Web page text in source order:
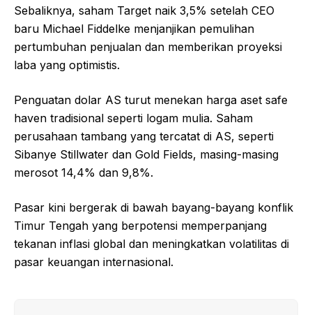
Sebaliknya, saham Target naik 3,5% setelah CEO
baru Michael Fiddelke menjanjikan pemulihan
pertumbuhan penjualan dan memberikan proyeksi
laba yang optimistis.
Penguatan dolar AS turut menekan harga aset safe
haven tradisional seperti logam mulia. Saham
perusahaan tambang yang tercatat di AS, seperti
Sibanye Stillwater dan Gold Fields, masing-masing
merosot 14,4% dan 9,8%.
Pasar kini bergerak di bawah bayang-bayang konflik
Timur Tengah yang berpotensi memperpanjang
tekanan inflasi global dan meningkatkan volatilitas di
pasar keuangan internasional.